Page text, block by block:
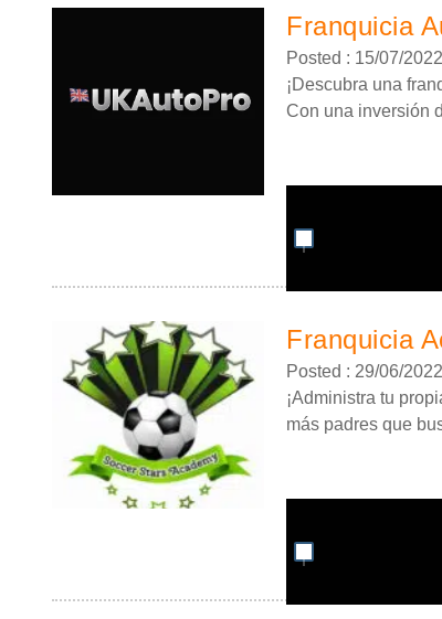
Franquicia
Posted : 15/07/2022
¡Descubra una
Con una inversión
Franquicia
Posted : 29/06/2022
¡Administra tu
más padres que